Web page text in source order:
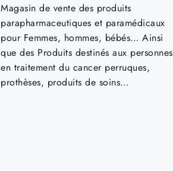
Magasin de vente des produits
parapharmaceutiques et paramédicaux
pour Femmes, hommes, bébés… Ainsi
que des Produits destinés aux personnes
en traitement du cancer perruques,
prothèses, produits de soins…